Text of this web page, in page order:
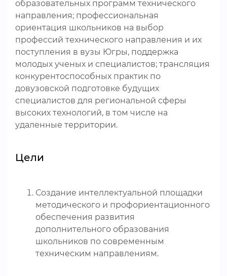
образовательных программ технического
направления; профессиональная
ориентация школьников на выбор
профессий технического направления и их
поступления в вузы Югры, поддержка
молодых ученых и специалистов; трансляция
конкурентоспособных практик по
довузовской подготовке будущих
специалистов для региональной сферы
высоких технологий, в том числе на
удаленные территории.
Цели
Создание интеллектуальной площадки
методического и профориентационного
обеспечения развития
дополнительного образования
школьников по современным
техническим направлениям.